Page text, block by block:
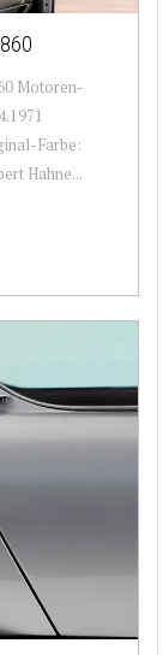
Motoren-
Farbe:
Hahne...